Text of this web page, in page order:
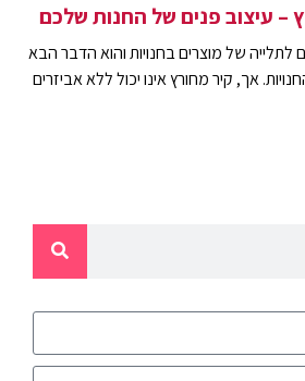
– עיצוב פנים של החנות שלכם
לתלייה של מוצרים בחנויות והוא הדבר הבא
אך, קיר מחורץ אינו יכול ללא אביזרים